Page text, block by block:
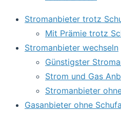
Stromanbieter trotz
Mit Prämie trotz
Stromanbieter wechseln
Günstigster
Strom und Gas
Stromanbieter
Gasanbieter ohne Schufa